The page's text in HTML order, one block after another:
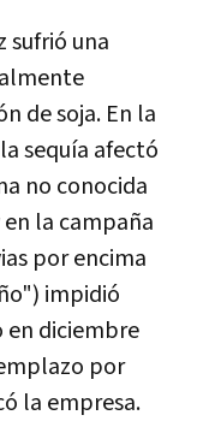
sufrió una
de soja. En la
sequía afectó
no conocida
la campaña
por encima
impidió
diciembre
por
la empresa.